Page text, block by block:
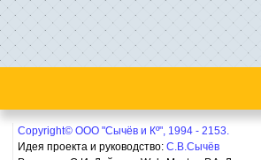
Copyright© ООО "Сычёв и Кº", 1994 - 2153.
Идея проекта и руководство: С.В.Сычёв